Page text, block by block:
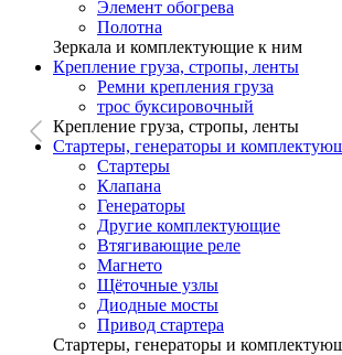
Элемент обогрева
Полотна
Зеркала и комплектующие к ним
Крепление груза, стропы, ленты
Ремни крепления груза
трос буксировочный
Крепление груза, стропы, ленты
Стартеры, генераторы и
Стартеры
Клапана
Генераторы
Другие комплектующие
Втягивающие реле
Магнето
Щёточные узлы
Диодные мосты
Привод стартера
Стартеры, генераторы и